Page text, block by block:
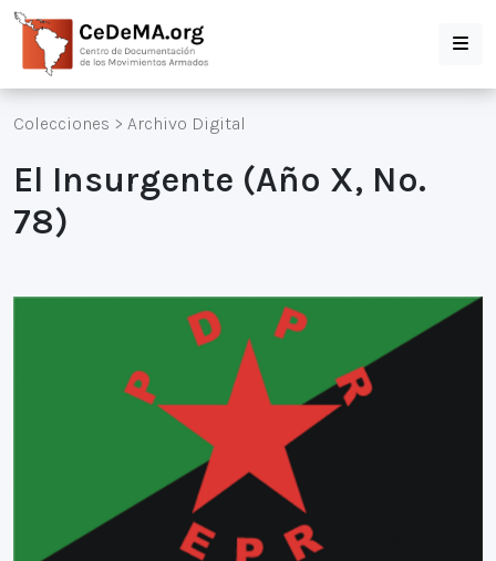
Colecciones > Archivo Digital
El Insurgente (Año X, No.
78)